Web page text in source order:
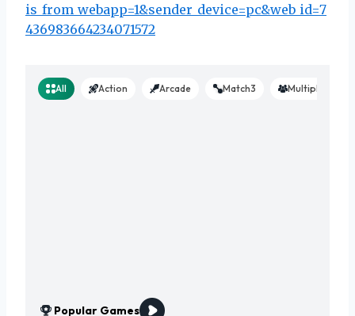
is_from_webapp=1&sender_device=pc&web_id=7
436983664234071572